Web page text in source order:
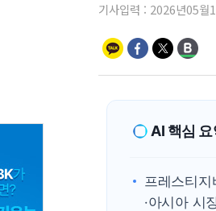
기사입력 : 2026년05월
AI 핵심 요
프레스티
·아시아 시